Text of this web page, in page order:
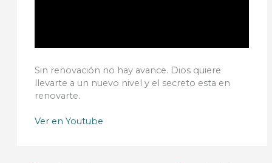
Sin renovación no hay avance. Dios quiere
llevarte a un nuevo nivel y el secreto esta en
renovarte.
Ver en Youtube